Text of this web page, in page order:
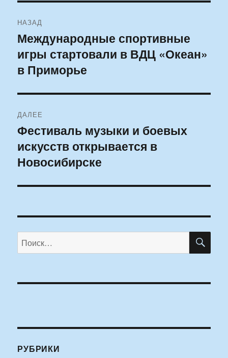
по
записям
НАЗАД
Предыдущая
запись:
Международные спортивные
игры стартовали в ВДЦ «Океан»
в Приморье
ДАЛЕЕ
Следующая
запись:
Фестиваль музыки и боевых
искусств открывается в
Новосибирске
Искать:
РУБРИКИ